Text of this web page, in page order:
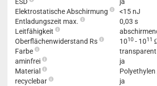
ESD
ja
Elektrostatische Abschirmung
<15 nJ
Entladungszeit max.
0,03 s
Leitfähigkeit
Oberflächenwiderstand Rs
1010 - 1011
Farbe
transparent
aminfrei
ja
Material
recyclebar
ja